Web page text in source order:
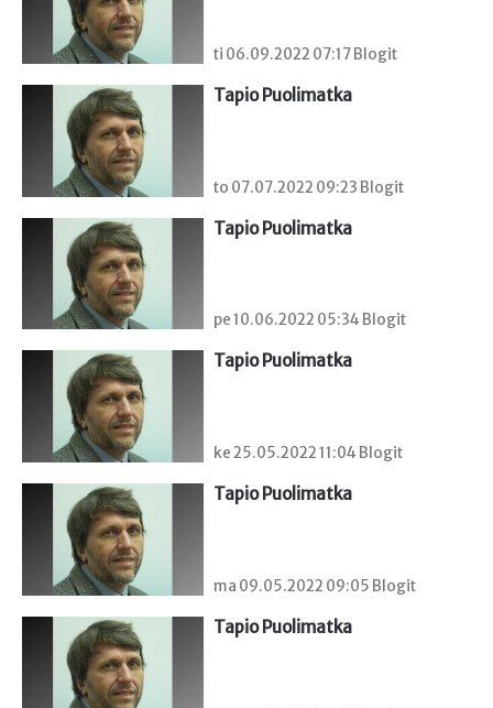
ti 06.09.2022 07:17 Blogit
Tapio Puolimatka
to 07.07.2022 09:23 Blogit
Tapio Puolimatka
pe 10.06.2022 05:34 Blogit
Tapio Puolimatka
ke 25.05.2022 11:04 Blogit
Tapio Puolimatka
ma 09.05.2022 09:05 Blogit
Tapio Puolimatka